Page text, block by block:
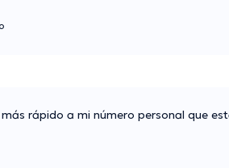
rápido a mi número personal que